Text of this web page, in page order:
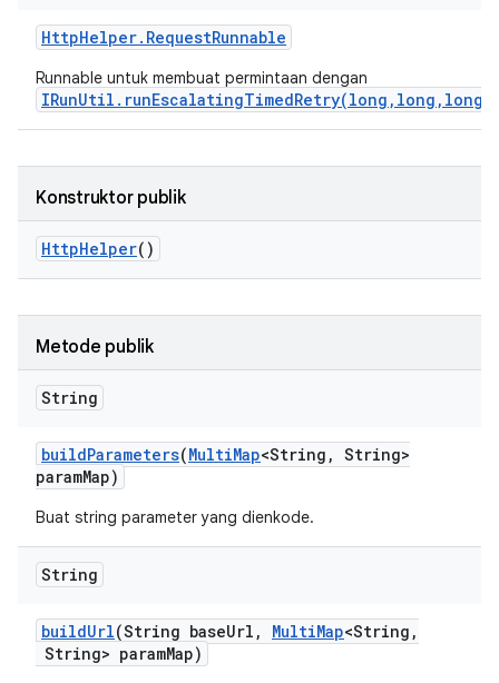
HttpHelper. RequestRunnable
Runnable untuk membuat permintaan dengan
Konstruktor publik
HttpHelper()
Metode publik
String
buildParameters(MultiMap<String , String>
paramMap)
Buat string parameter yang dienkode.
String
buildUrl(String baseUrl , MultiMap<String ,
String> paramMap)